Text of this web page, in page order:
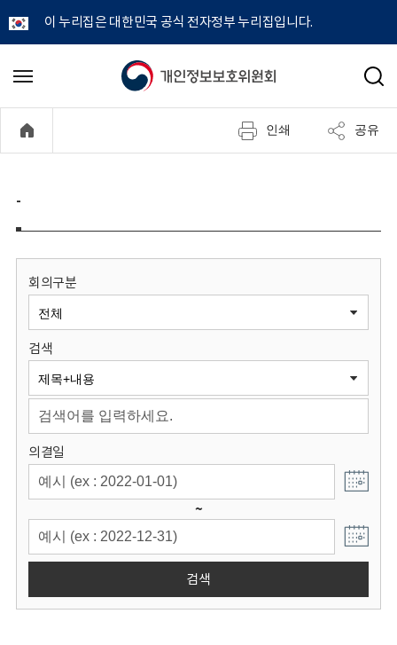
이 누리집은 대한민국 공식 전자정부 누리집입니다.
개
정
보
원
회
메
기
검
인쇄 공유
-
회의구분
검색
의결일
~
검색